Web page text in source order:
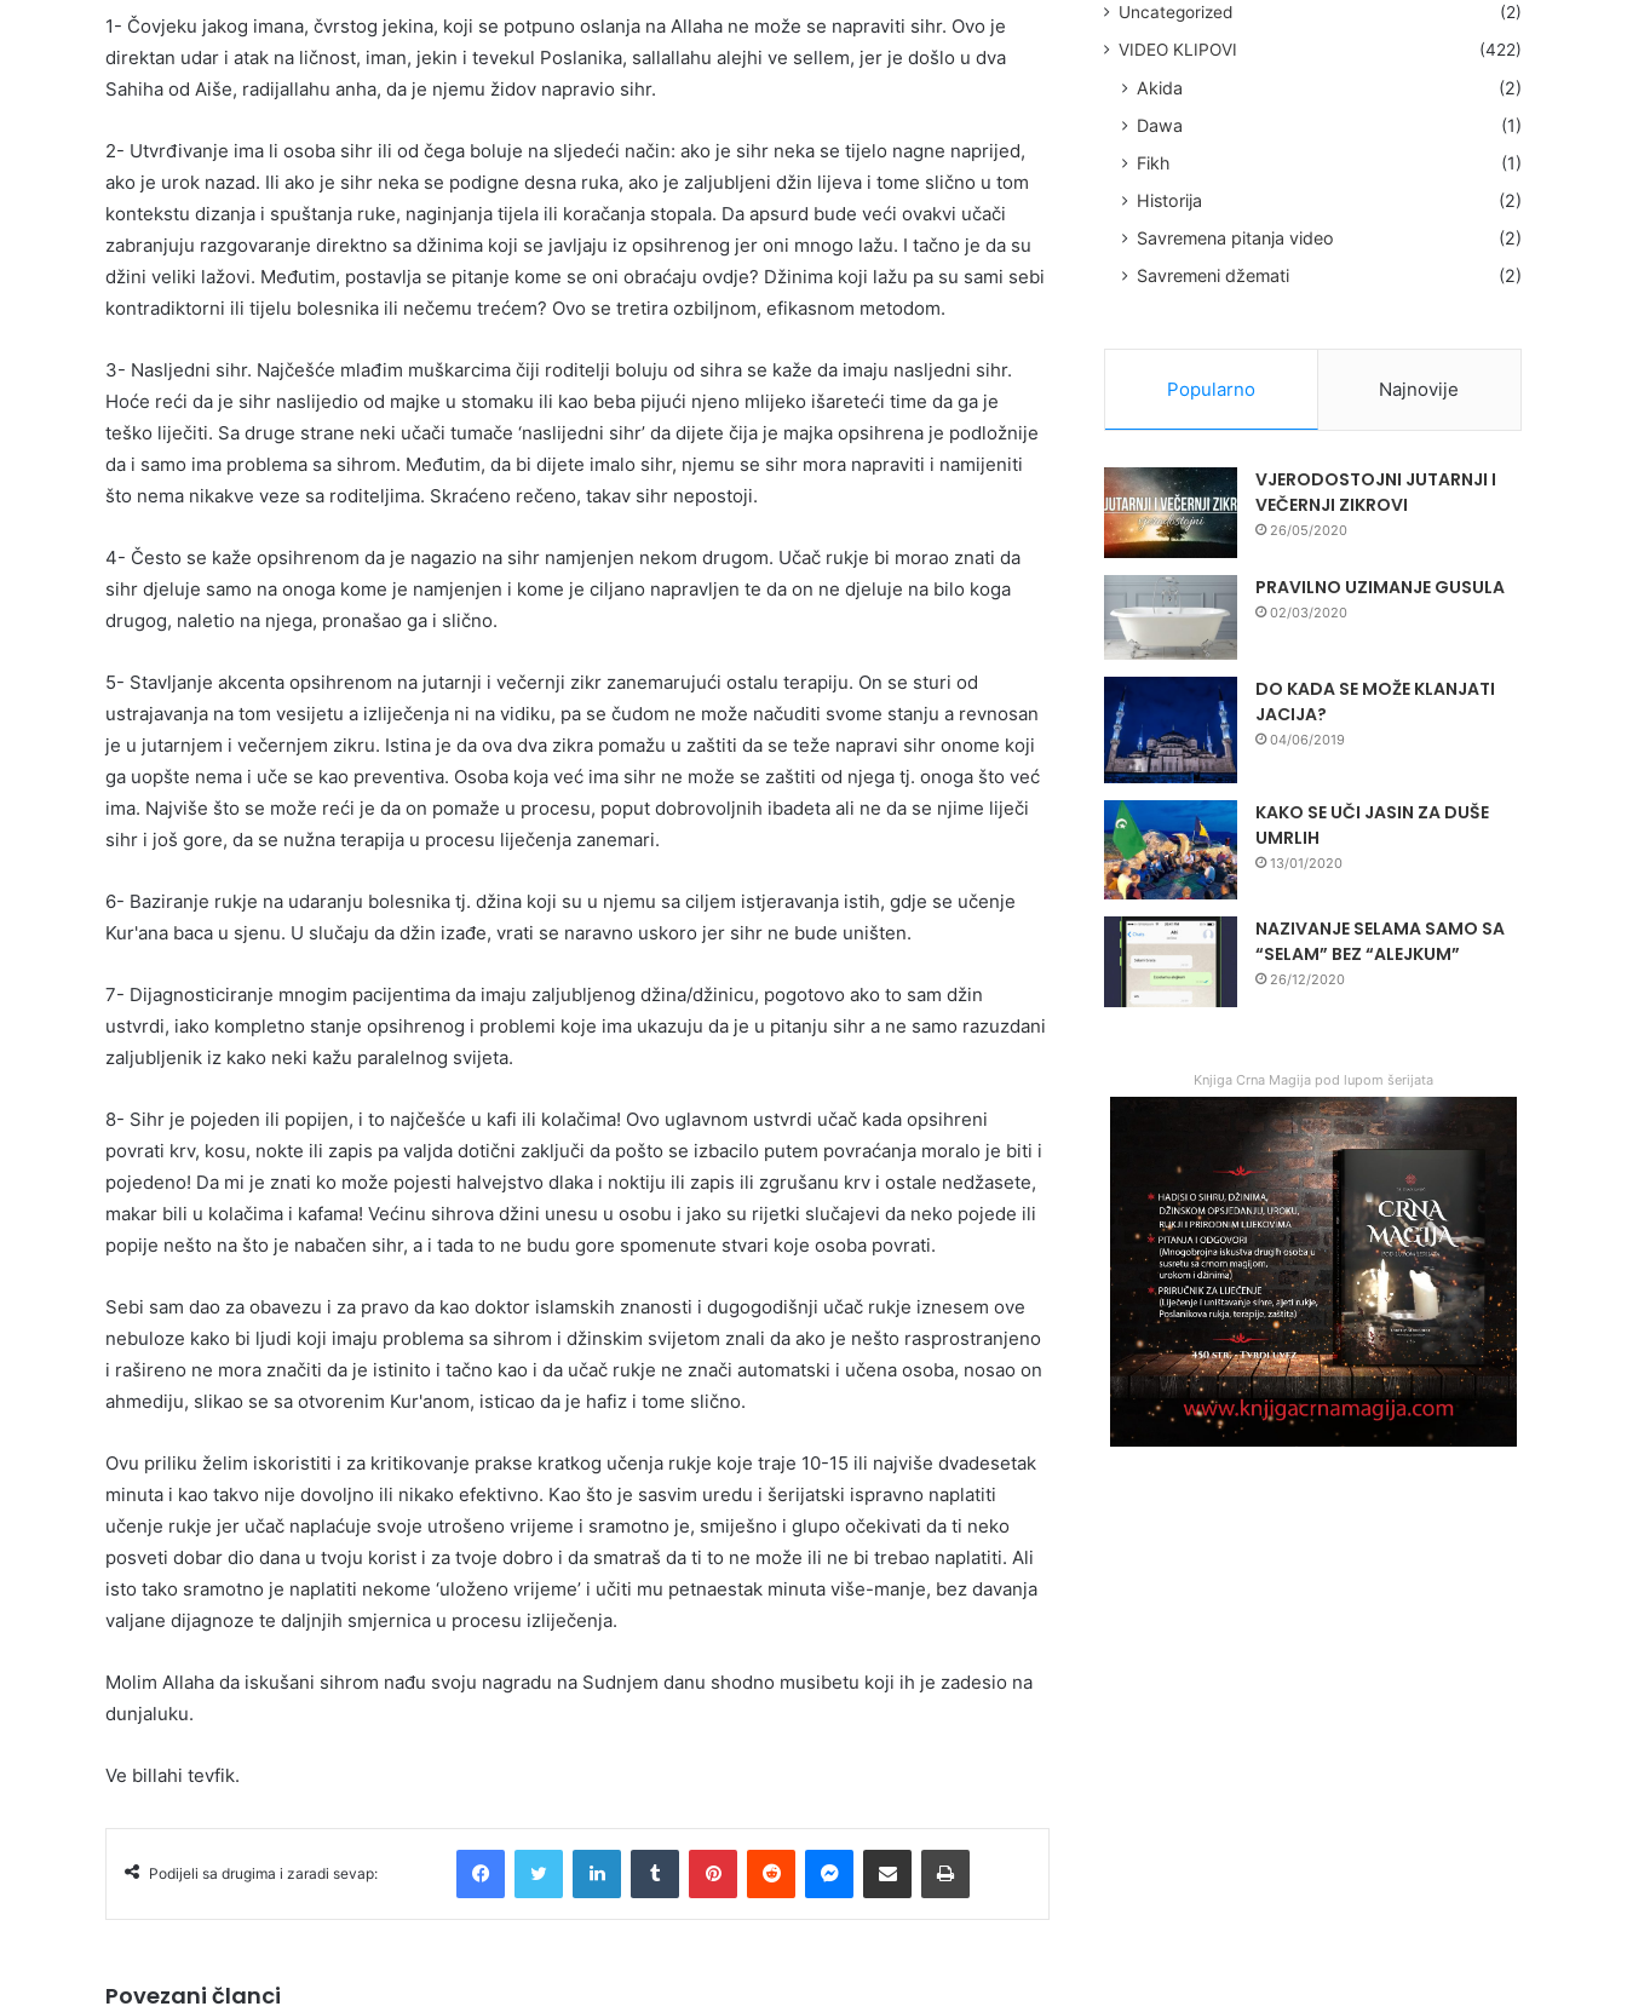
1- Čovjeku jakog imana, čvrstog jekina, koji se potpuno oslanja na Allaha ne može se napraviti sihr. Ovo je
direktan udar i atak na ličnost, iman, jekin i tevekul Poslanika, sallallahu alejhi ve sellem, jer je došlo u dva
Sahiha od Aiše, radijallahu anha, da je njemu židov napravio sihr.
2- Utvrđivanje ima li osoba sihr ili od čega boluje na sljedeći način: ako je sihr neka se tijelo nagne naprijed,
ako je urok nazad. Ili ako je sihr neka se podigne desna ruka, ako je zaljubljeni džin lijeva i tome slično u tom
kontekstu dizanja i spuštanja ruke, naginjanja tijela ili koračanja stopala. Da apsurd bude veći ovakvi učači
zabranjuju razgovaranje direktno sa džinima koji se javljaju iz opsihrenog jer oni mnogo lažu. I tačno je da su
džini veliki lažovi. Međutim, postavlja se pitanje kome se oni obraćaju ovdje? Džinima koji lažu pa su sami sebi
kontradiktorni ili tijelu bolesnika ili nečemu trećem? Ovo se tretira ozbiljnom, efikasnom metodom.
3- Nasljedni sihr. Najčešće mlađim muškarcima čiji roditelji boluju od sihra se kaže da imaju nasljedni sihr.
Hoće reći da je sihr naslijedio od majke u stomaku ili kao beba pijući njeno mlijeko išareteći time da ga je
teško liječiti. Sa druge strane neki učači tumače ‘naslijedni sihr’ da dijete čija je majka opsihrena je podložnije
da i samo ima problema sa sihrom. Međutim, da bi dijete imalo sihr, njemu se sihr mora napraviti i namijeniti
što nema nikakve veze sa roditeljima. Skraćeno rečeno, takav sihr nepostoji.
4- Često se kaže opsihrenom da je nagazio na sihr namjenjen nekom drugom. Učač rukje bi morao znati da
sihr djeluje samo na onoga kome je namjenjen i kome je ciljano napravljen te da on ne djeluje na bilo koga
drugog, naletio na njega, pronašao ga i slično.
5- Stavljanje akcenta opsihrenom na jutarnji i večernji zikr zanemarujući ostalu terapiju. On se sturi od
ustrajavanja na tom vesijetu a izliječenja ni na vidiku, pa se čudom ne može načuditi svome stanju a revnosan
je u jutarnjem i večernjem zikru. Istina je da ova dva zikra pomažu u zaštiti da se teže napravi sihr onome koji
ga uopšte nema i uče se kao preventiva. Osoba koja već ima sihr ne može se zaštiti od njega tj. onoga što već
ima. Najviše što se može reći je da on pomaže u procesu, poput dobrovoljnih ibadeta ali ne da se njime liječi
sihr i još gore, da se nužna terapija u procesu liječenja zanemari.
6- Baziranje rukje na udaranju bolesnika tj. džina koji su u njemu sa ciljem istjeravanja istih, gdje se učenje
Kur'ana baca u sjenu. U slučaju da džin izađe, vrati se naravno uskoro jer sihr ne bude uništen.
7- Dijagnosticiranje mnogim pacijentima da imaju zaljubljenog džina/džinicu, pogotovo ako to sam džin
ustvrdi, iako kompletno stanje opsihrenog i problemi koje ima ukazuju da je u pitanju sihr a ne samo razuzdani
zaljubljenik iz kako neki kažu paralelnog svijeta.
8- Sihr je pojeden ili popijen, i to najčešće u kafi ili kolačima! Ovo uglavnom ustvrdi učač kada opsihreni
povrati krv, kosu, nokte ili zapis pa valjda dotični zaključi da pošto se izbacilo putem povraćanja moralo je biti i
pojedeno! Da mi je znati ko može pojesti halvejstvo dlaka i noktiju ili zapis ili zgrušanu krv i ostale nedžasete,
makar bili u kolačima i kafama! Većinu sihrova džini unesu u osobu i jako su rijetki slučajevi da neko pojede ili
popije nešto na što je nabačen sihr, a i tada to ne budu gore spomenute stvari koje osoba povrati.
Sebi sam dao za obavezu i za pravo da kao doktor islamskih znanosti i dugogodišnji učač rukje iznesem ove
nebuloze kako bi ljudi koji imaju problema sa sihrom i džinskim svijetom znali da ako je nešto rasprostranjeno
i rašireno ne mora značiti da je istinito i tačno kao i da učač rukje ne znači automatski i učena osoba, nosao on
ahmediju, slikao se sa otvorenim Kur'anom, isticao da je hafiz i tome slično.
Ovu priliku želim iskoristiti i za kritikovanje prakse kratkog učenja rukje koje traje 10-15 ili najviše dvadesetak
minuta i kao takvo nije dovoljno ili nikako efektivno. Kao što je sasvim uredu i šerijatski ispravno naplatiti
učenje rukje jer učač naplaćuje svoje utrošeno vrijeme i sramotno je, smiješno i glupo očekivati da ti neko
posveti dobar dio dana u tvoju korist i za tvoje dobro i da smatraš da ti to ne može ili ne bi trebao naplatiti. Ali
isto tako sramotno je naplatiti nekome ‘uloženo vrijeme’ i učiti mu petnaestak minuta više-manje, bez davanja
valjane dijagnoze te daljnjih smjernica u procesu izliječenja.
Molim Allaha da iskušani sihrom nađu svoju nagradu na Sudnjem danu shodno musibetu koji ih je zadesio na
dunjaluku.
Ve billahi tevfik.
Podijeli sa drugima i zaradi sevap:
Povezani članci
Uncategorized
(2)
VIDEO KLIPOVI
(422)
Akida
(2)
Dawa
(1)
Fikh
(1)
Historija
(2)
Savremena pitanja video
(2)
Savremeni džemati
(2)
Popularno Najnovije
VJERODOSTOJNI JUTARNJI I
VEČERNJI ZIKROVI
26/05/2020
PRAVILNO UZIMANJE GUSULA
02/03/2020
DO KADA SE MOŽE KLANJATI
JACIJA?
04/06/2019
KAKO SE UČI JASIN ZA DUŠE
UMRLIH
13/01/2020
NAZIVANJE SELAMA SAMO SA
“SELAM” BEZ “ALEJKUM”
26/12/2020
Knjiga Crna Magija pod lupom šerijata